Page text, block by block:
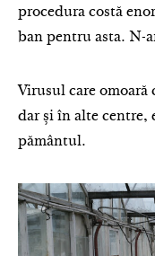
procedura costă
ban pentru asta. N-
Virusul care omoară
dar și în alte centre,
pământul.